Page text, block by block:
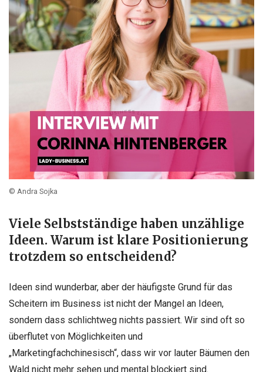
© Andra Sojka
Viele Selbstständige haben unzählige
Ideen. Warum ist klare Positionierung
trotzdem so entscheidend?
Ideen sind wunderbar, aber der häufigste Grund für das
Scheitern im Business ist nicht der Mangel an Ideen,
sondern dass schlichtweg nichts passiert. Wir sind oft so
überflutet von Möglichkeiten und
„Marketingfachchinesisch“, dass wir vor lauter Bäumen den
Wald nicht mehr sehen und mental blockiert sind.